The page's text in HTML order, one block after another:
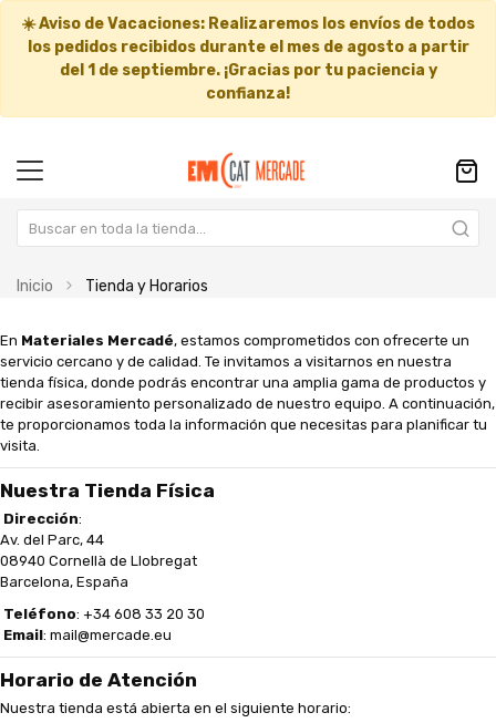
☀️Aviso de Vacaciones: Realizaremos los envíos de todos
los pedidos recibidos durante el mes de agosto a partir
del 1 de septiembre. ¡Gracias por tu paciencia y
confianza!
Inicio Tienda y Horarios
En Materiales Mercadé, estamos comprometidos con ofrecerte un
servicio cercano y de calidad. Te invitamos a visitarnos en nuestra
tienda física, donde podrás encontrar una amplia gama de productos y
recibir asesoramiento personalizado de nuestro equipo. A continuación,
te proporcionamos toda la información que necesitas para planificar tu
visita.
Nuestra Tienda Física
Dirección:
Av. del Parc, 44
08940 Cornellà de Llobregat
Barcelona, España
Teléfono: +34 608 33 20 30
Email: mail@mercade.eu
Horario de Atención
Nuestra tienda está abierta en el siguiente horario: